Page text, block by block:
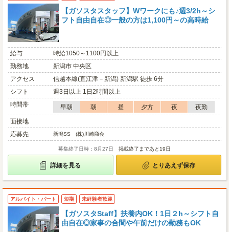
【ガソスタスタッフ】Wワークにも♪週3/2h～シ
フト自由自在◎一般の方は1,100円～の高時給
給与
時給1050～1100円以上
勤務地
新潟市 中央区
アクセス
信越本線(直江津－新潟) 新潟駅 徒歩 6分
シフト
週3日以上 1日2時間以上
時間帯
早朝 朝 昼 夕方 夜
夜勤
面接地
応募先
新潟SS (株)川崎商会
募集終了日時：8月27日 掲載終了まであと19日
詳細を見る とりあえず保存
アルバイト・パート 短期 未経験者歓迎
【ガソスタStaff】扶養内OK！1日２h～シフト自
由自在◎家事の合間や午前だけの勤務もOK